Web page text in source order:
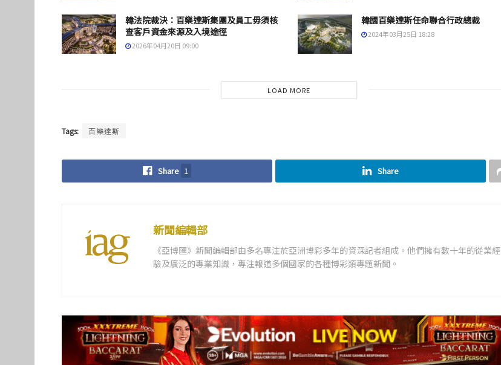
韓法院裁決：百樂達斯集團及員工毋須核
查客戶資金來源及入境途徑
2026年04月20日 09:00
韓國百樂達斯任命聯合行政總裁
2024年03月25日 18:28
LOAD MORE
Tags: 百樂達斯
Share 1 Share
新聞編輯部
《亞博匯》新聞編輯部由多名專注於亞洲博彩多年的資深記者組成。他們擁有數十年的從業經
驗及廣泛的專業知識，專注報道多個國家的各種博彩類專題新聞。